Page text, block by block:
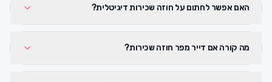
האם אפשר לחתום על חוזה שכירות דיגיטלית?
מה קורה אם דייר מפר חוזה שכירות?